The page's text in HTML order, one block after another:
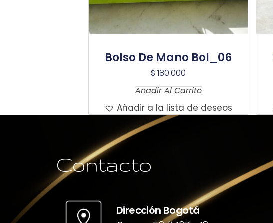
Bolso De Mano Bol_06
$ 180.000
Añadir Al Carrito
Añadir a la lista de deseos
Contacto
Dirección Bogotá